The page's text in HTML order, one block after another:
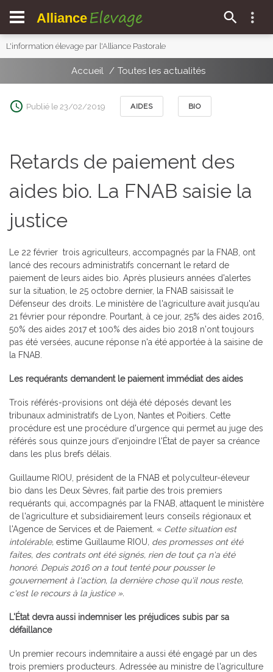
Alliance Elevage
L'information élevage par l'Alliance Pastorale
Accueil Toutes les actualités
Publié le 23/02/2019 AIDES BIO
Retards de paiement des
aides bio. La FNAB saisie la
justice
Le 22 février trois agriculteurs, accompagnés par la FNAB, ont
lancé des recours administratifs concernant le retard de
paiement de leurs aides bio. Après plusieurs années d'alertes
sur la situation, le 25 octobre dernier, la FNAB saisissait le
Défenseur des droits. Le ministère de l'agriculture avait jusqu'au
21 février pour répondre. Pourtant, à ce jour, 25% des aides 2016,
50% des aides 2017 et 100% des aides bio 2018 n'ont toujours
pas été versées, aucune réponse n'a été apportée à la saisine de
la FNAB.
Les requérants demandent le paiement immédiat des aides
Trois référés-provisions ont déjà été déposés devant les
tribunaux administratifs de Lyon, Nantes et Poitiers. Cette
procédure est une procédure d'urgence qui permet au juge des
référés sous quinze jours d'enjoindre l'État de payer sa créance
dans les plus brefs délais.
Guillaume RIOU, président de la FNAB et polyculteur-éleveur
bio dans les Deux Sèvres, fait partie des trois premiers
requérants qui, accompagnés par la FNAB, attaquent le ministère
de l'agriculture et subsidiairement leurs conseils régionaux et
l'Agence de Services et de Paiement. « Cette situation est
intolérable, estime Guillaume RIOU, des promesses ont été
faites, des contrats ont été signés, rien de tout ça n'a été
honoré. Depuis 2016 on a tout tenté pour pousser le
gouvernement à l'action, la dernière chose qu'il nous reste,
c'est le recours à la justice ».
L'État devra aussi indemniser les préjudices subis par sa
défaillance
Un premier recours indemnitaire a aussi été engagé par un des
trois premiers producteurs. Adressée au ministre de l'agriculture